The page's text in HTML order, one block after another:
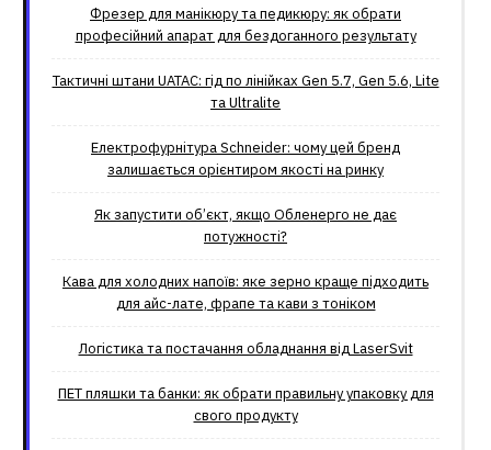
Фрезер для манікюру та педикюру: як обрати
професійний апарат для бездоганного результату
Тактичні штани UATAC: гід по лінійках Gen 5.7, Gen 5.6, Lite
та Ultralite
Електрофурнітура Schneider: чому цей бренд
залишається орієнтиром якості на ринку
Як запустити об’єкт, якщо Обленерго не дає
потужності?
Кава для холодних напоїв: яке зерно краще підходить
для айс-лате, фрапе та кави з тоніком
Логістика та постачання обладнання від LaserSvit
ПЕТ пляшки та банки: як обрати правильну упаковку для
свого продукту